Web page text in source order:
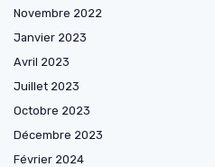
Novembre 2022
Janvier 2023
Avril 2023
Juillet 2023
Octobre 2023
Décembre 2023
Février 2024